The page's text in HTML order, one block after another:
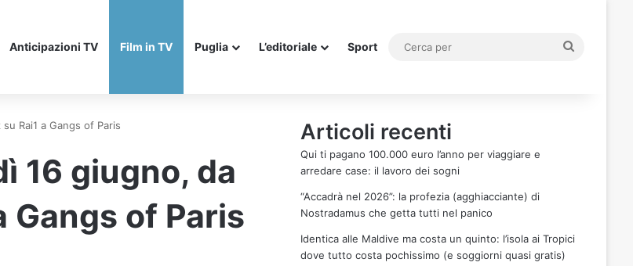
Anticipazioni TV Film in TV Puglia L’editoriale Sport
Cerca
Rai1 a Gangs of Paris
16 giugno, da
Gangs of Paris
Articoli recenti
Qui ti pagano 100.000 euro l’anno per viaggiare e
arredare case: il lavoro dei sogni
“Accadrà nel 2026”: la profezia (agghiacciante) di
Nostradamus che getta tutti nel panico
Identica alle Maldive ma costa un quinto: l’isola ai Tropici
dove tutto costa pochissimo (e soggiorni quasi gratis)